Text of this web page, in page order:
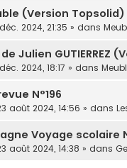
(Version Topsolid)
2024, 21:35 » dans
de Julien GUTIERREZ
2024, 18:17 » dans
N°196
août 2024, 14:56 » dans
Voyage scolaire
août 2024, 14:38 » dans